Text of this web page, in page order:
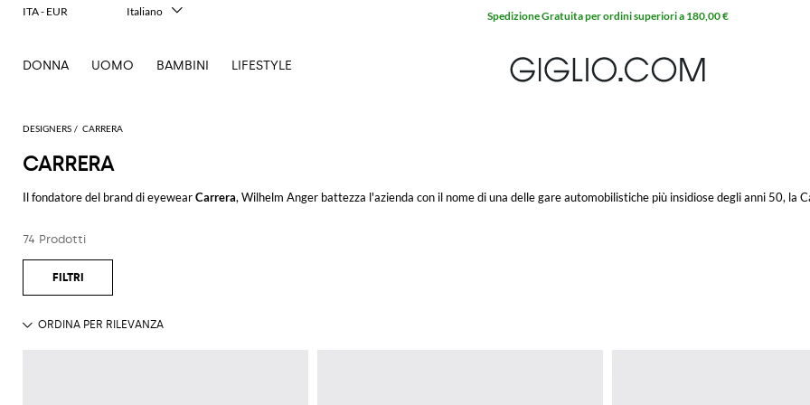
DESIGNERS CARRERA
CARRERA
Il fondatore del brand di eyewearCarrera, Wilhelm Anger battezza l'azienda con il nome di una delle gare automobilistiche più insidiose degli anni 50, la
non solo.
74 Prodotti
DONNA UOMO BAMBINI LIFESTYLE
ITA - EUR
Italiano
Deutsch